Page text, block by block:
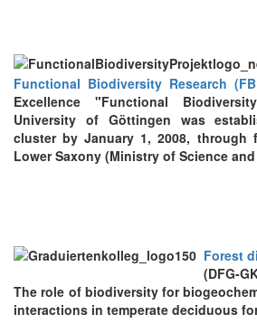
Functional Biodiversity Research
Excellence "Functional
University of Göttingen was
cluster by January 1, 2008,
Lower Saxony (Ministry of Science
Forest
(DFG-
The role of biodiversity for
interactions in temperate deciduous